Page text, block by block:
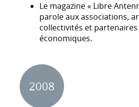
Le magazine « Libre
parole aux associations,
collectivités et
économiques.
2008